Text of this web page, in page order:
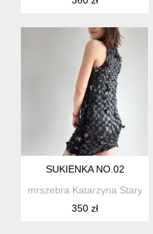
SUKIENKA NO.02
mrszebra Katarzyna Staryk
350 zł